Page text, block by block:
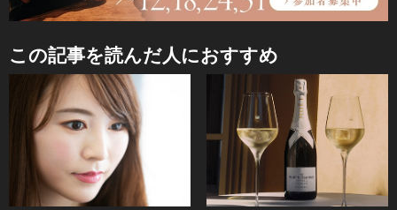
この記事を読んだ人におすすめ